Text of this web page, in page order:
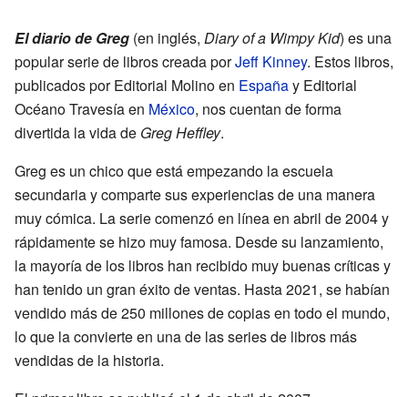
El diario de Greg (en inglés, Diary of a Wimpy Kid) es una
popular serie de libros creada porJeff Kinney. Estos libros,
publicados por Editorial Molino en Españay Editorial
Océano Travesía en México, nos cuentan de forma
divertida la vida de Greg Heffley.
Greg es un chico que está empezando la escuela
secundaria y comparte sus experiencias de una manera
muy cómica. La serie comenzó en línea en abril de 2004 y
rápidamente se hizo muy famosa. Desde su lanzamiento,
la mayoría de los libros han recibido muy buenas críticas y
han tenido un gran éxito de ventas. Hasta 2021, se habían
vendido más de 250 millones de copias en todo el mundo,
lo que la convierte en una de las series de libros más
vendidas de la historia.